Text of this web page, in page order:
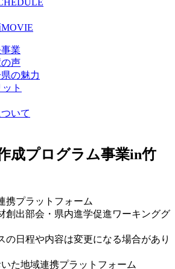
MOVIE
業
声
の魅力
ト
いて
成プログラム事業in竹
携プラットフォーム
創出部会・県内進学促進ワーキンググ
日程や内容は変更になる場合があり
た地域連携プラットフォーム